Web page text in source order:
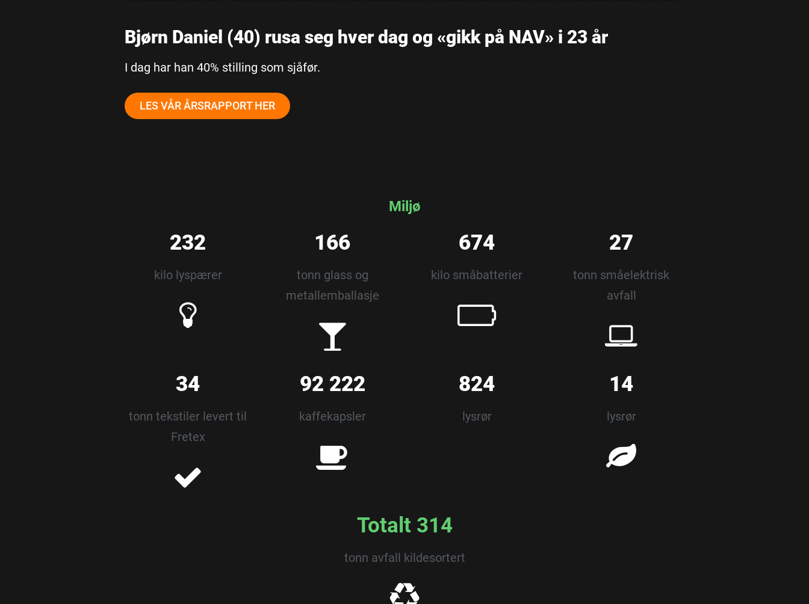
Bjørn Daniel (40) rusa seg hver dag og «gikk på NAV» i 23 år
I dag har han 40% stilling som sjåfør.
LES VÅR ÅRSRAPPORT HER
Miljø
232
kilo lyspærer
166
tonn glass og
metallemballasje
674
kilo småbatterier
27
tonn småelektrisk
avfall
34
tonn tekstiler levert til
Fretex
92 222
kaffekapsler
824
lysrør
14
lysrør
Totalt 314
tonn avfall kildesortert